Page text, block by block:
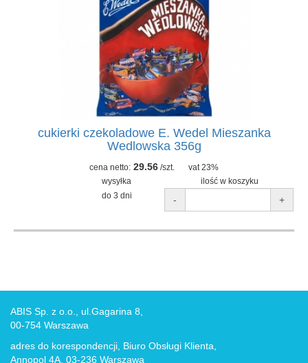
cukierki czekoladowe E. Wedel Mieszanka
Wedlowska 356g
cena netto: 29.56 /szt.
vat 23%
wysyłka
ilość w koszyku
do 3 dni
- +
ABIS Sp. z o.o., ul.Gagarina 8,
00-754 Warszawa
adres do korespondencji, Biuro Obsługi Klienta,
Annopol 4A, 03-236 Warszawa